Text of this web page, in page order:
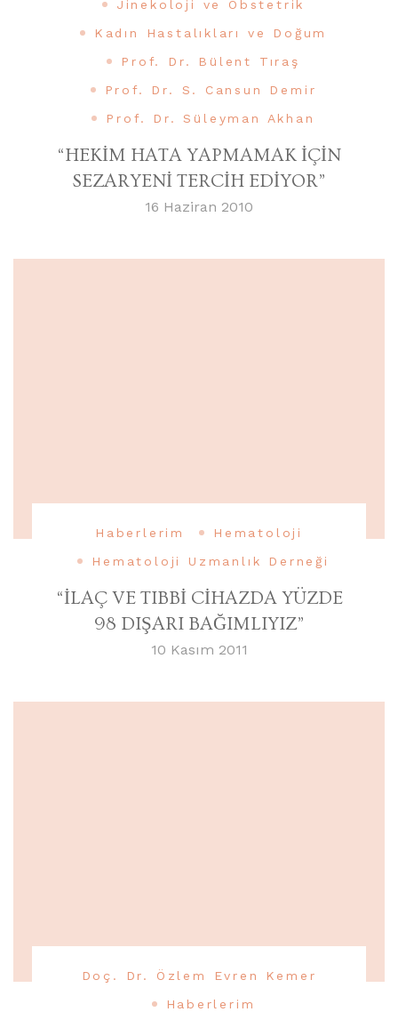
Jinekoloji ve Obstetrik
Kadın Hastalıkları ve Doğum
Prof. Dr. Bülent Tıraş
Prof. Dr. S. Cansun Demir
Prof. Dr. Süleyman Akhan
“HEKİM HATA YAPMAMAK İÇİN
SEZARYENİ TERCİH EDİYOR”
16 Haziran 2010
Haberlerim
Hematoloji
Hematoloji Uzmanlık Derneği
“İLAÇ VE TIBBİ CİHAZDA YÜZDE
98 DIŞARI BAĞIMLIYIZ”
10 Kasım 2011
Doç. Dr. Özlem Evren Kemer
Haberlerim